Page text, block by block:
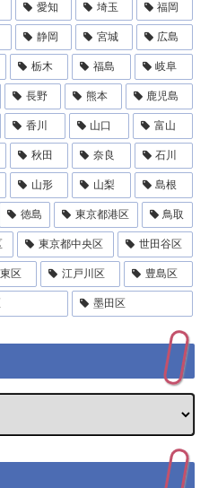
愛知 埼玉 福岡
静岡 宮城 広島
栃木 福島 岐阜
長野 熊本 鹿児島
香川 山口 富山
秋田 奈良 石川
山形 山梨 島根
徳島 東京都港区 鳥取
東京都中央区 世田谷区
区 江戸川区 豊島区
墨田区